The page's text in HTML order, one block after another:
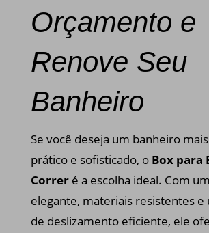
Orçamento e
Renove Seu
Banheiro
Se você deseja um banheiro
prático e sofisticado, o Box para
Correré a escolha ideal. Com
elegante, materiais resistentes e
de deslizamento eficiente, ele